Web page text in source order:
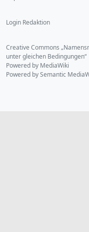
Login Redaktion
Creative Commons
unter gleichen Bedingungen“
Powered by MediaWiki
Powered by Semantic